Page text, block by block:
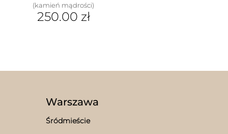
(kamień mądrości)
250.00 zł
Warszawa
Śródmieście